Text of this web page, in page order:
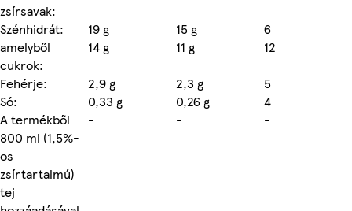
zsírsavak:
Szénhidrát: 19 g 15 g
6
amelyből
cukrok:
14 g 11 g
12
Fehérje:
2,9 g 2,3 g
5
Só:
0,33 g 0,26 g
4
A termékből
800 ml (1,5%-
os
zsírtartalmú)
tej
- - -